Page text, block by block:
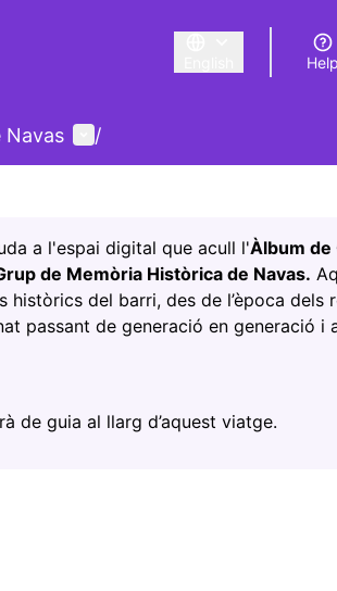
Triar la llengua Help
Navas User menu
/
a l'espai digital que acull l'Àlbum de
de Memòria Històrica de Navas.
del barri, des de l’època dels
passant de generació en generació
de guia al llarg d’aquest viatge.